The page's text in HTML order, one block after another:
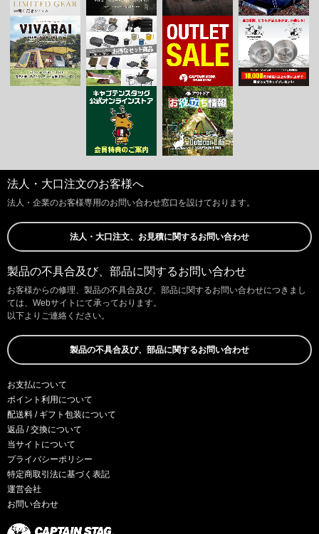
法人・大口注文のお客様へ
法人・企業のお客様専用のお問い合わせ窓口を設けております。
法人・大口注文、お見積に関するお問い合わせ
製品の不具合及び、部品に関するお問い合わせ
お客様からの修理、製品の不具合及び、部品に関するお問い合わせにつきまし
ては、Webサイトにて承っております。
以下よりご連絡ください。
製品の不具合及び、部品に関するお問い合わせ
お支払について
ポイント利用について
配送料 / ギフト包装について
返品 / 交換について
当サイトについて
プライバシーポリシー
特定商取引法に基づく表記
運営会社
お問い合わせ